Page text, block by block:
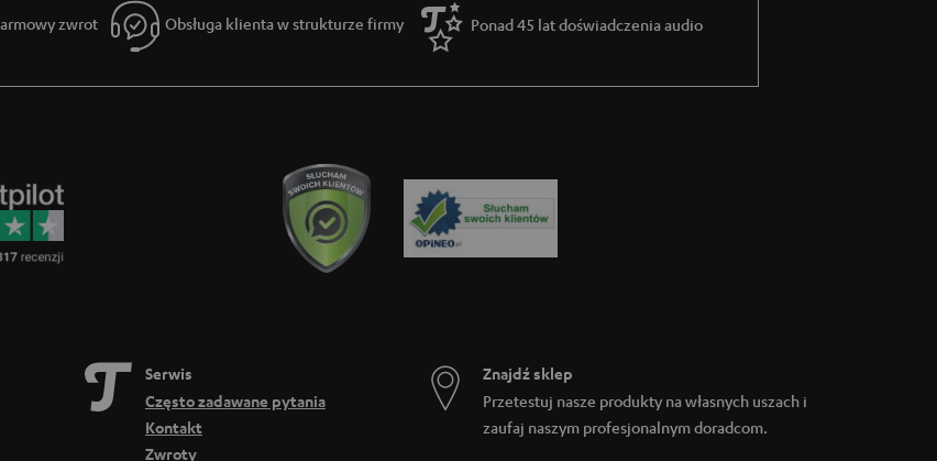
powerbank. Etui do ładowania nadaje się również do noszenia w kieszeni spodni, ponieważ słuchawki można
baterii rozpoczyna się po włożeniu słuchawek do euti.
Airy True Wireless:
zwrot Obsługa klienta w strukturze firmy Ponad 45 lat doświadczenia audio
Serwis
Często zadawane pytania
Kontakt
Zwroty
Znajdź sklep
Przetestuj nasze produkty na własnych uszach i
zaufaj naszym profesjonalnym doradcom.